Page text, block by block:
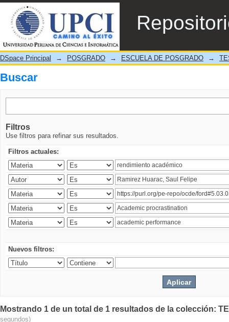
Buscar
DSpace Principal → POSGRADO → ESCUELA DE POSGRADO →
Buscar
Filtros
Use filtros para refinar sus resultados.
Filtros actuales:
Nuevos filtros:
Mostrando 1 de un total de 1 resultados de la colección:
segundos)